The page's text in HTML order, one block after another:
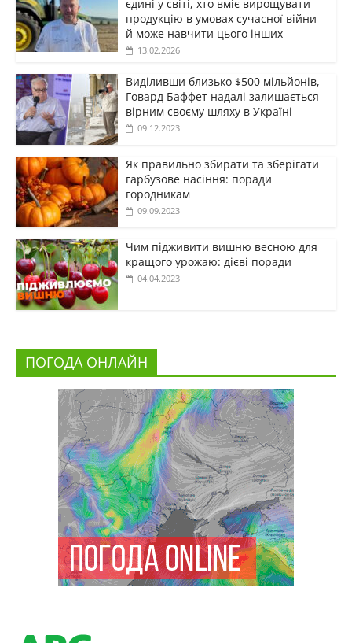
єдині у світі, хто вміє вирощувати
продукцію в умовах сучасної війни
й може навчити цього інших
13.02.2026
Виділивши близько $500 мільйонів,
Говард Баффет надалі залишається
вірним своєму шляху в Україні
09.12.2023
Як правильно збирати та зберігати
гарбузове насіння: поради
городникам
09.09.2023
Чим підживити вишню весною для
кращого урожаю: дієві поради
04.04.2023
ПОГОДА ОНЛАЙН